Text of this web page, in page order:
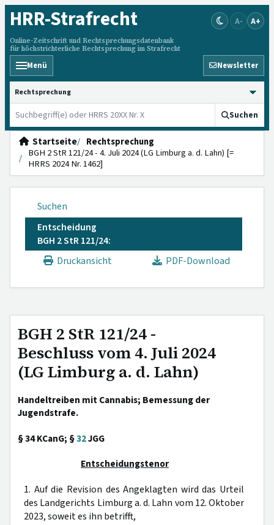
HRR-Strafrecht
Online-Zeitschrift und Rechtsprechungsdatenbank
für höchstrichterliche Rechtsprechung im Strafrecht
A- A+
Menü Newsletter
HRRS durchsuchen
Suchen
Startseite
Rechtsprechung
BGH 2 StR 121/24 - 4. Juli 2024 (LG Limburg a. d. Lahn) [=
HRRS 2024 Nr. 1462]
Suchen
Entscheidung
BGH 2 StR 121/24:
Druckansicht
PDF-Download
BGH 2 StR 121/24 -
Beschluss vom 4. Juli 2024
(LG Limburg a. d. Lahn)
Handeltreiben mit Cannabis; Bemessung der
Jugendstrafe.
§ 34 KCanG; §32JGG
Entscheidungstenor
1. Auf die Revision des Angeklagten wird das Urteil
des Landgerichts Limburg a. d. Lahn vom 12. Oktober
2023, soweit es ihn betrifft,